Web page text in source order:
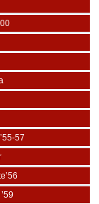
57